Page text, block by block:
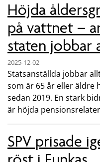
Höjda
på vattnet –
staten jobbar
2025-12-02
Statsanställda jobbar
som är 65 år eller äldre
sedan 2019. En stark
är höjda
SPV prisade